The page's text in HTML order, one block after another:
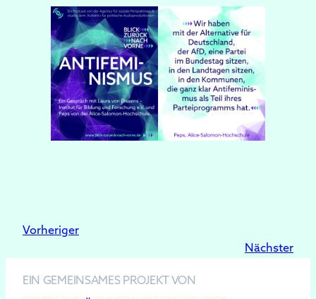
Vorheriger
Nächster
EIN GEMEINSAMES PROJEKT VON